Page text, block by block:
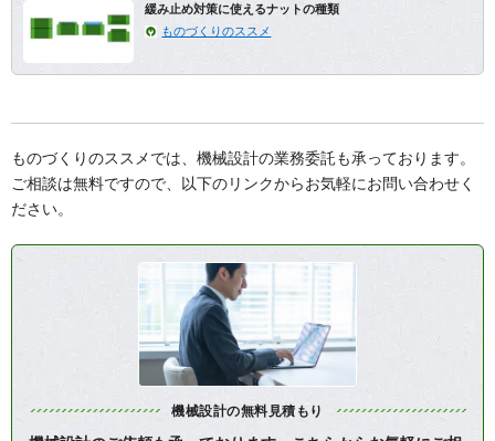
緩み止め対策に使えるナットの種類
ものづくりのススメ
ものづくりのススメでは、機械設計の業務委託も承っております。
ご相談は無料ですので、以下のリンクからお気軽にお問い合わせく
ださい。
機械設計の無料見積もり